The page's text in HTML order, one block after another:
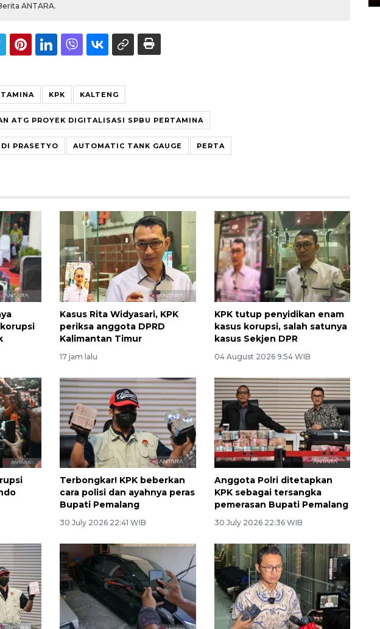
ANTARA.
KPK KALTENG
ATG PROYEK DIGITALISASI SPBU PERTAMINA
PRASETYO AUTOMATIC TANK GAUGE PERTA
Kasus Rita Widyasari, KPK
periksa anggota DPRD
Kalimantan Timur
17 jam lalu
KPK tutup penyidikan enam
kasus korupsi, salah satunya
kasus Sekjen DPR
04 August 2026 9:54 WIB
Terbongkar! KPK beberkan
cara polisi dan ayahnya peras
Bupati Pemalang
30 July 2026 22:41 WIB
Anggota Polri ditetapkan
KPK sebagai tersangka
pemerasan Bupati Pemalang
30 July 2026 22:36 WIB